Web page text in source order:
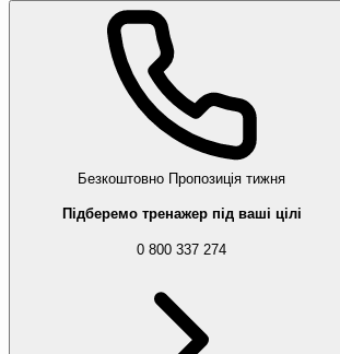
Безкоштовно Пропозиція тижня
Підберемо тренажер під ваші цілі
0 800 337 274